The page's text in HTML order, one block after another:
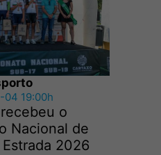
04 19:00h
o
Nacional de
2026